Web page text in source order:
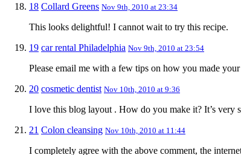
18 Collard Greens Nov 9th, 2010 at 23:34
This looks delightful! I cannot wait to try this recipe.
19 car rental Philadelphia Nov 9th, 2010 at 23:54
Please email me with a few tips on how you made
20 cosmetic dentist Nov 10th, 2010 at 9:36
I love this blog layout . How do you make it? It’s very
21 Colon cleansing Nov 10th, 2010 at 11:44
I completely agree with the above comment, the